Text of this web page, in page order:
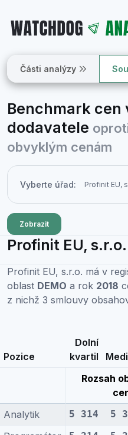
Části analýzy
Benchmark cen
dodavatele
obvyklým cenám
Vyberte úřad:
Zobrazit
Profinit EU, s.r.o.
Profinit EU, s.r.o. má v
oblast DEMO a rok 2018
z nichž 3 smlouvy
Pozice
Dolní
kvartil
Rozsah
Analytik 5 314 5